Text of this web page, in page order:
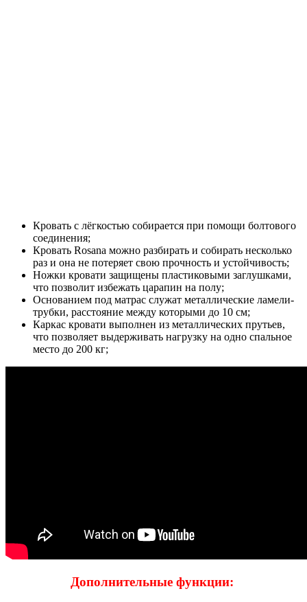
Кровать с лёгкостью собирается при помощи болтового
соединения;
Кровать Rosana можно разбирать и собирать несколько
раз и она не потеряет свою прочность и устойчивость;
Ножки кровати защищены пластиковыми заглушками,
что позволит избежать царапин на полу;
Основанием под матрас служат металлические ламели-
трубки, расстояние между которыми до 10 см;
Каркас кровати выполнен из металлических прутьев,
что позволяет выдерживать нагрузку на одно спальное
место до 200 кг;
Дополнительные функции: